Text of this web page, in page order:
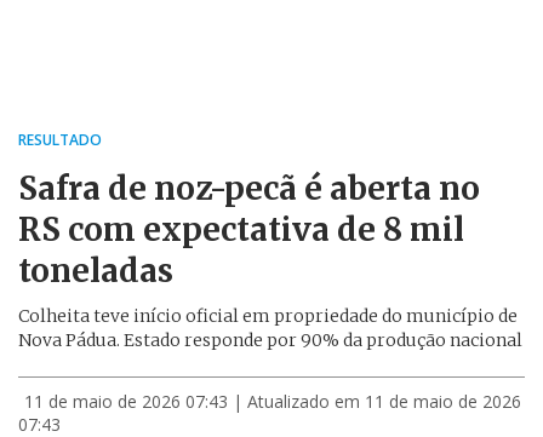
RESULTADO
Safra de noz-pecã é aberta no
RS com expectativa de 8 mil
toneladas
Colheita teve início oficial em propriedade do município de
Nova Pádua. Estado responde por 90% da produção nacional
11 de maio de 2026 07:43 | Atualizado em 11 de maio de 2026
07:43